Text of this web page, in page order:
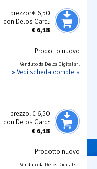
prezzo:€ 6,50
con Delos Card:
€ 6,18
Prodotto nuovo
Venduto da Delos Digital srl
» Vedi scheda completa
prezzo:€ 6,50
con Delos Card:
€ 6,18
Prodotto nuovo
Venduto da Delos Digital srl